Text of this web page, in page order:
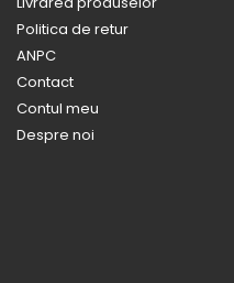
Politica de retur
ANPC
Contact
Contul meu
Despre noi